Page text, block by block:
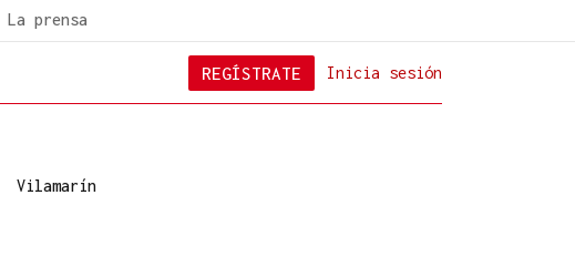
La prensa
Inicia sesión
REGÍSTRATE
Vilamarín